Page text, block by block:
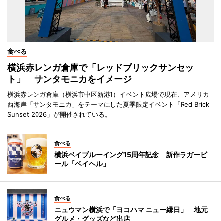
食べる
横浜赤レンガ倉庫で「レッドブリックサンセッ
ト」 サンタモニカをイメージ
横浜赤レンガ倉庫（横浜市中区新港1）イベント広場で現在、アメリカ
西海岸「サンタモニカ」をテーマにした夏季限定イベント「Red Brick
Sunset 2026」が開催されている。
食べる
横浜ベイブルーイング15周年記念 新作ラガービ
ール「ベイヘル」
食べる
ニュウマン横浜で「ヨコハマ ニュー縁日」 地元
グルメ・グッズなど出店